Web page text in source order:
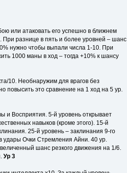
или атаковать его успешно в ближнем
разнице в пять и более уровней – шанс
нужно чтобы выпали числа 1-10. При
1000 маны в ход – тогда +10% к шансу
10. Необнаружим для врагов без
повысить это сравнение на 1 ход на 5 ур.
и Восприятия. 5-й уровень открывает
навыков (кроме этого). 15-й
25-й уровень – заклинания 9-го
удары Очки Стремления Айни. 40 ур.
шанс резкого движения на 1/6.
Ур 3